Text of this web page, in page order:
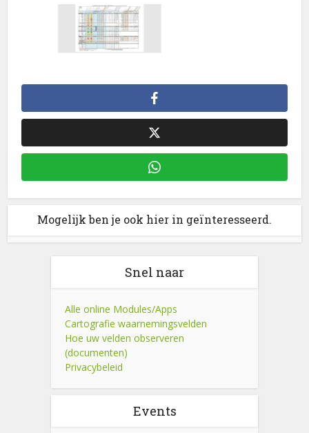
Mogelijk ben je ook hier in geïnteresseerd.
Snel naar
Alle online Modules/Apps
Cartografie waarnemingsvelden
Hoe uw velden observeren
(documenten)
Privacybeleid
Events